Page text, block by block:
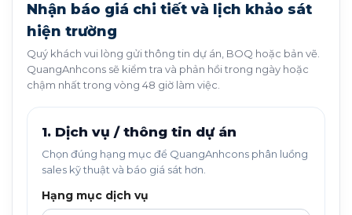
Nhận báo giá chi tiết và lịch khảo sát
hiện trường
Quý khách vui lòng gửi thông tin dự án, BOQ hoặc bản vẽ.
QuangAnhcons sẽ kiểm tra và phản hồi trong ngày hoặc
chậm nhất trong vòng 48 giờ làm việc.
1. Dịch vụ / thông tin dự án
Chọn đúng hạng mục để QuangAnhcons phân luồng
sales kỹ thuật và báo giá sát hơn.
Hạng mục dịch vụ